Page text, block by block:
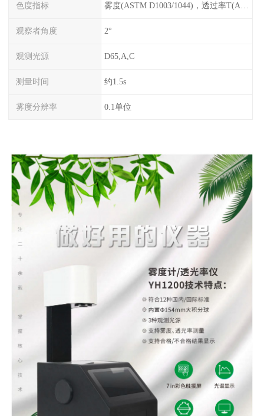
色度指标 雾度(ASTM D1003/1044)，透过率T(ASTM)
观察者角度 2°
观测光源 D65,A,C
测量时间 约1.5s
雾度分辨率 0.1单位